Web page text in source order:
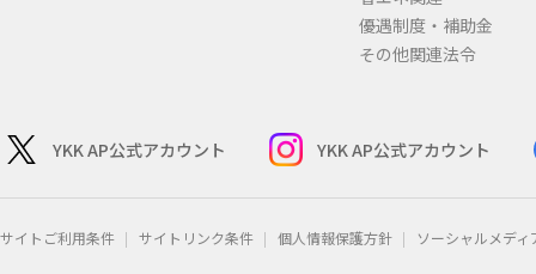
優遇制度・補助金
その他関連法令
YKK AP公式アカウント YKK AP公式アカウント
サイトご利用条件 サイトリンク条件 個人情報保護方針 ソーシャルメデ